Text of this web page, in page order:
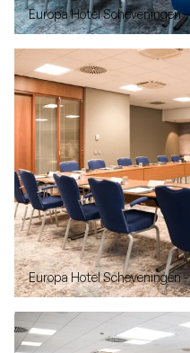
Europa Hotel Scheveningen
Europa Hotel Scheveningen